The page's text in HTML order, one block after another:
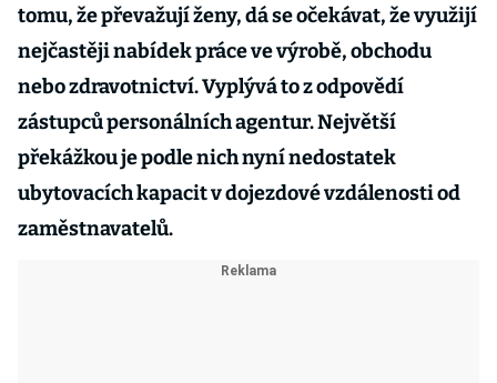
tomu, že převažují ženy, dá se očekávat, že využijí
nejčastěji nabídek práce ve výrobě, obchodu
nebo zdravotnictví. Vyplývá to z odpovědí
zástupců personálních agentur. Největší
překážkou je podle nich nyní nedostatek
ubytovacích kapacit v dojezdové vzdálenosti od
zaměstnavatelů.